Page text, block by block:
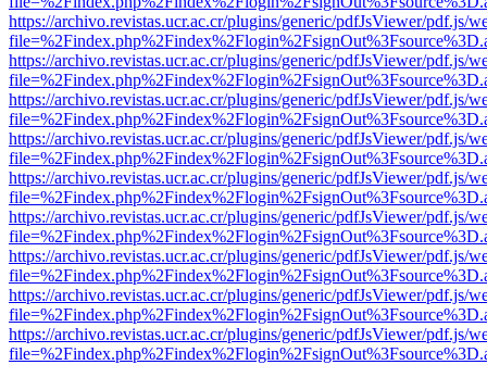
https://archivo.revistas.ucr.ac.cr/plugins/generic/pdfJsViewer/pdf.js/
https://archivo.revistas.ucr.ac.cr/plugins/generic/pdfJsViewer/pdf.js/
https://archivo.revistas.ucr.ac.cr/plugins/generic/pdfJsViewer/pdf.js/
https://archivo.revistas.ucr.ac.cr/plugins/generic/pdfJsViewer/pdf.js/
https://archivo.revistas.ucr.ac.cr/plugins/generic/pdfJsViewer/pdf.js/
https://archivo.revistas.ucr.ac.cr/plugins/generic/pdfJsViewer/pdf.js/
https://archivo.revistas.ucr.ac.cr/plugins/generic/pdfJsViewer/pdf.js/
https://archivo.revistas.ucr.ac.cr/plugins/generic/pdfJsViewer/pdf.js/
https://archivo.revistas.ucr.ac.cr/plugins/generic/pdfJsViewer/pdf.js/